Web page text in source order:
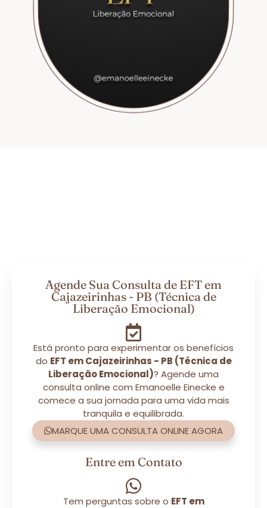
Agende Sua Consulta de EFT em
Cajazeirinhas - PB (Técnica de
Liberação Emocional)
Está pronto para experimentar os benefícios
do EFT em Cajazeirinhas - PB (Técnica de
Liberação Emocional)? Agende uma
consulta online com Emanoelle Einecke e
comece a sua jornada para uma vida mais
tranquila e equilibrada.
MARQUE UMA CONSULTA ONLINE AGORA
Entre em Contato
Tem perguntas sobre o EFT em